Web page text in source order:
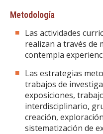
Metodología
Las actividades
realizan a través de
contempla
Las estrategias
trabajos de
exposiciones,
interdisciplinario,
creación,
sistematización de